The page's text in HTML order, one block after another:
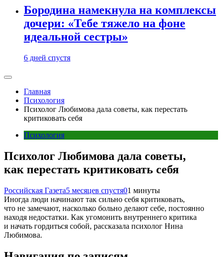
Бородина намекнула на комплексы
дочери: «Тебе тяжело на фоне
идеальной сестры»
6 дней спустя
Главная
Психология
Психолог Любимова дала советы, как перестать
критиковать себя
Психология
Психолог Любимова дала советы,
как перестать критиковать себя
Российская Газета5 месяцев спустя01 минуты
Иногда люди начинают так сильно себя критиковать,
что не замечают, насколько больно делают себе, постоянно
находя недостатки. Как угомонить внутреннего критика
и начать гордиться собой, рассказала психолог Нина
Любимова.